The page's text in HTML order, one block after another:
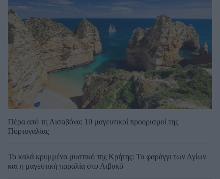
Πέρα από τη Λισαβόνα: 10 μαγευτικοί προορισμοί της
Πορτογαλίας
Το καλά κρυμμένο μυστικό της Κρήτης: Το φαράγγι των Αγίων
και η μαγευτική παραλία στο Λιβυκό